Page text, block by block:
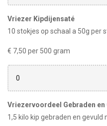
Vriezer Kipdijensaté
10 stokjes op schaal a 50g per
€ 7,50 per 500 gram
0
Vriezervoordeel Gebraden en
1,5 kilo kip gebraden en gevuld